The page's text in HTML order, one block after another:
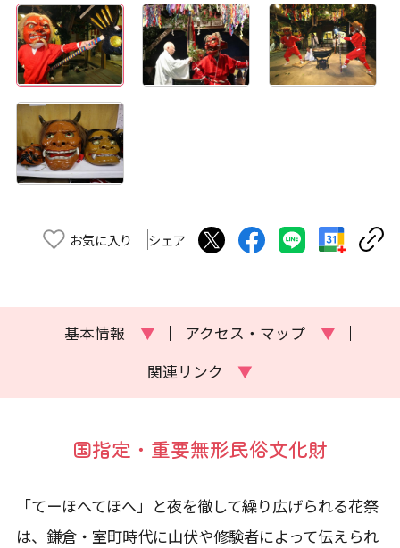
お気に入り シェア
基本情報 ▼ アクセス・マップ
▼
関連リンク
▼
国指定・重要無形民俗文化財
「てーほへてほへ」と夜を徹して繰り広げられる花祭
は、鎌倉・室町時代に山伏や修験者によって伝えられ